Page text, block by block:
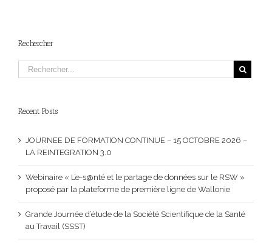
Rechercher
Recent Posts
JOURNEE DE FORMATION CONTINUE – 15 OCTOBRE 2026 –
LA REINTEGRATION 3.0
Webinaire « L’e-s@nté et le partage de données sur le RSW »
proposé par la plateforme de première ligne de Wallonie
Grande Journée d’étude de la Société Scientifique de la Santé
au Travail (SSST)